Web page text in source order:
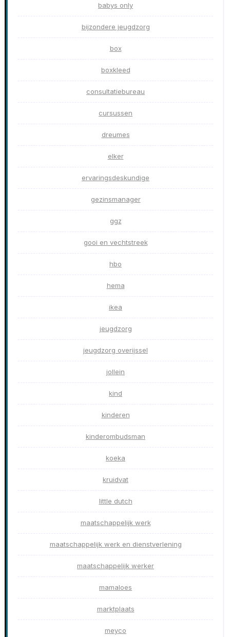
babys only
bijzondere jeugdzorg
box
boxkleed
consultatiebureau
cursussen
dreumes
elker
ervaringsdeskundige
gezinsmanager
ggz
gooi en vechtstreek
hbo
hema
ikea
jeugdzorg
jeugdzorg overijssel
jollein
kind
kinderen
kinderombudsman
koeka
kruidvat
little dutch
maatschappelijk werk
maatschappelijk werk en dienstverlening
maatschappelijk werker
mamaloes
marktplaats
meyco